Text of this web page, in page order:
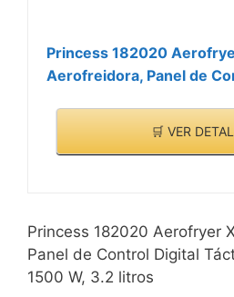
Princess 182020
Aerofreidora, Panel de
🛒 VER
Princess 182020 Aerofryer
Panel de Control Digital
1500 W, 3.2 litros